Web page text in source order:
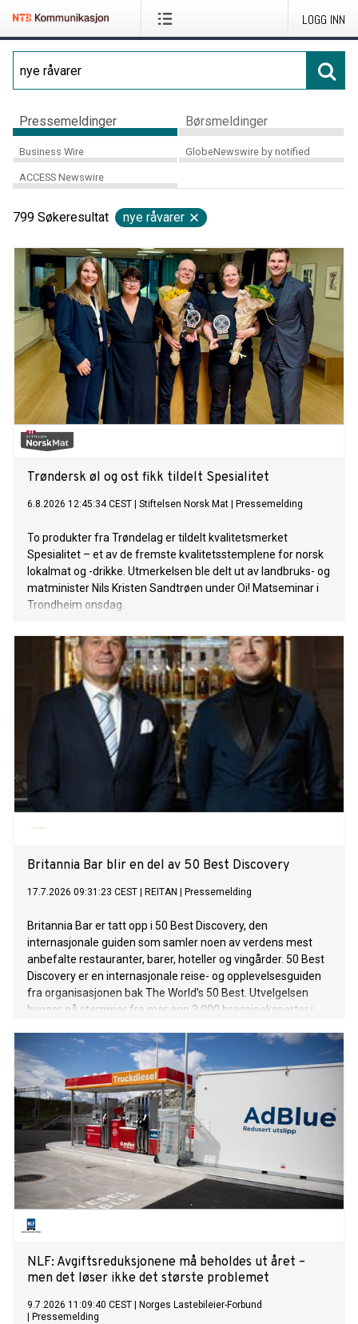
LOGG INN
Pressemeldinger Børsmeldinger
Business Wire GlobeNewswire by notified
ACCESS Newswire
799 Søkeresultat nye råvarer
Trøndersk øl og ost fikk tildelt Spesialitet
6.8.2026 12:45:34 CEST Stiftelsen Norsk Mat Pressemelding
To produkter fra Trøndelag er tildelt kvalitetsmerket
Spesialitet – et av de fremste kvalitetsstemplene for norsk
lokalmat og -drikke. Utmerkelsen ble delt ut av landbruks- og
matminister Nils Kristen Sandtrøen under Oi! Matseminar i
Trondheim onsdag.
Britannia Bar blir en del av 50 Best Discovery
17.7.2026 09:31:23 CEST REITAN Pressemelding
Britannia Bar er tatt opp i 50 Best Discovery, den
internasjonale guiden som samler noen av verdens mest
anbefalte restauranter, barer, hoteller og vingårder. 50 Best
Discovery er en internasjonale reise- og opplevelsesguiden
fra organisasjonen bak The World's 50 Best. Utvelgelsen
bygger på stemmer fra mer enn 3 000 bransjeeksperter i
steder som har utmerket seg internasjonalt. 50 Best
Discovery er en utvidelse av de årlige 50 Best-listene.
NLF: Avgiftsreduksjonene må beholdes ut året –
men det løser ikke det største problemet
9.7.2026 11:09:40 CEST
Norges Lastebileier-Forbund
Pressemelding